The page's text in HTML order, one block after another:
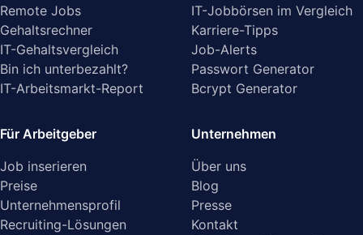
Remote Jobs
Gehaltsrechner
IT-Gehaltsvergleich
Bin ich unterbezahlt?
IT-Arbeitsmarkt-Report
IT-Jobbörsen im Vergleich
Karriere-Tipps
Job-Alerts
Passwort Generator
Bcrypt Generator
Für Arbeitgeber
Job inserieren
Preise
Unternehmensprofil
Recruiting-Lösungen
Unternehmen
Über uns
Blog
Presse
Kontakt